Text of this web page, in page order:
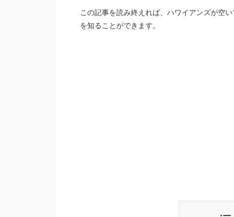
この記事を読み終えれば、ハワイアンズが空
を知ることができます。